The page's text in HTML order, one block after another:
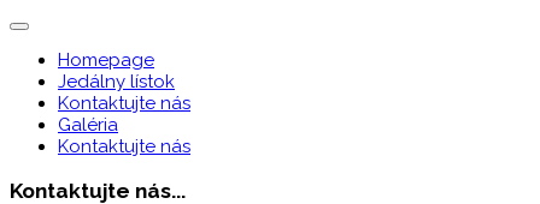
Homepage
Jedálny lístok
Kontaktujte nás
Galéria
Kontaktujte nás
Kontaktujte nás...